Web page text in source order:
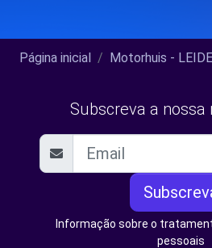
Página inicial Motorhuis -
Subscreva a nossa
Informação sobre o
pessoais